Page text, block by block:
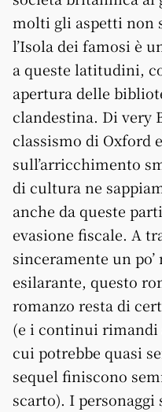
molti gli aspetti non
l’Isola dei famosi è
a queste latitudini,
apertura delle
clandestina. Di very
classismo di Oxford
sull’arricchimento
di cultura ne
anche da queste
evasione fiscale. A
sinceramente un
esilarante, questo
romanzo resta di
(e i continui rimandi
cui potrebbe quasi
sequel finiscono
scarto). I personaggi